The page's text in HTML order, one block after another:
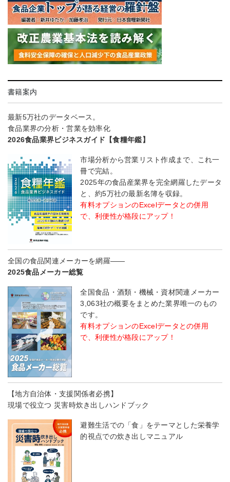
書籍案内
最新5万社のデータベース。
食品業界の分析・営業を効率化
2026食品業界ビジネスガイド【食糧年鑑】
市場分析から営業リスト作成まで、これ一
冊で完結。
2025年の食品産業界を完全網羅したデータ
と、約5万社の最新名簿を収録。
有料オプションのExcelデータとの併用
で、利便性が格段にアップ！
全国の食品関連メーカーを網羅――
2025食品メーカー総覧
全国食品・酒類・機械・資材関連メーカー
3,063社の概要をまとめた業界唯一のもの
です。
有料オプションのExcelデータとの併用
で、利便性が格段にアップ！
【地方自治体・支援関係者必携】
現場で役立つ 災害時炊き出しハンドブック
避難生活での「食」をテーマとした栄養学
的視点での炊き出しマニュアル